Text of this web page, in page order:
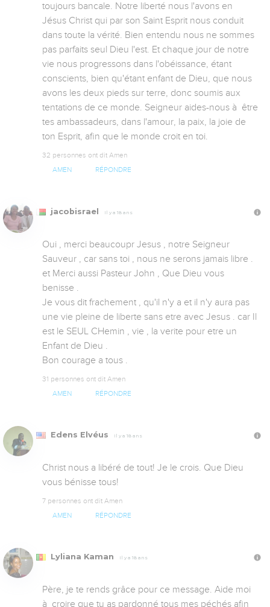
toujours bancale. Notre liberté nous l'avons en
Jésus Christ qui par son Saint Esprit nous conduit
dans toute la vérité. Bien entendu nous ne sommes
pas parfaits seul Dieu l'est. Et chaque jour de notre
vie nous progressons dans l'obéissance, étant
conscients, bien qu'étant enfant de Dieu, que nous
avons les deux pieds sur terre, donc soumis aux
tentations de ce monde. Seigneur aides-nous à  être
tes ambassadeurs, dans l'amour, la paix, la joie de
ton Esprit, afin que le monde croit en toi.
32 personnes ont dit Amen
AMEN RÉPONDRE
jacobisrael Il y a 18 ans
Oui , merci beaucoupr Jesus , notre Seigneur
Sauveur , car sans toi , nous ne serons jamais libre .
et Merci aussi Pasteur John , Que Dieu vous
benisse .
Je vous dit frachement , qu'il n'y a et il n'y aura pas
une vie pleine de liberte sans etre avec Jesus . car Il
est le SEUL CHemin , vie , la verite pour etre un
Enfant de Dieu .
Bon courage a tous .
31 personnes ont dit Amen
AMEN RÉPONDRE
Edens Elvéus Il y a 18 ans
Christ nous a libéré de tout! Je le crois. Que Dieu
vous bénisse tous!
7 personnes ont dit Amen
AMEN RÉPONDRE
Lyliana Kaman Il y a 18 ans
Père, je te rends grâce pour ce message. Aide moi
à  croire que tu as pardonné tous mes péchés afin